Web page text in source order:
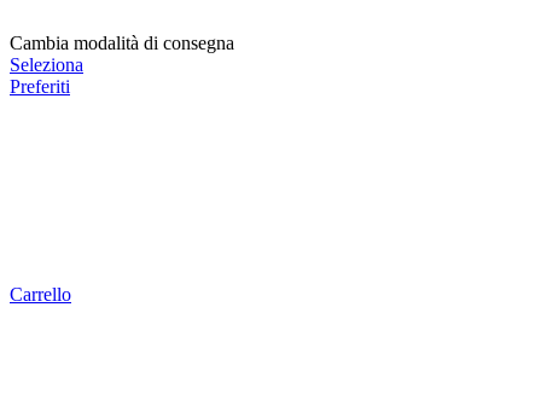
Cambia modalità di consegna
Seleziona
Preferiti
Carrello